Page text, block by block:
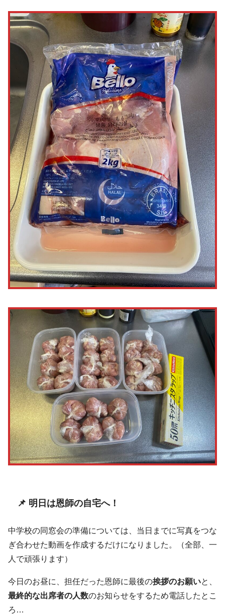
📌 明日は恩師の自宅へ！
中学校の同窓会の準備については、当日までに写真をつな
ぎ合わせた動画を作成するだけになりました。（全部、一
人で頑張ります）
今日のお昼に、担任だった恩師に最後の挨拶のお願いと、
最終的な出席者の人数のお知らせをするため電話したとこ
ろ…